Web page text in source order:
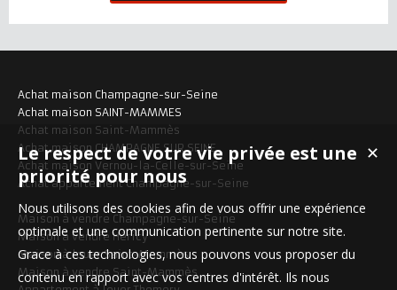
Achat maison Champagne-sur-Seine
Achat maison SAINT-MAMMES
Achat maison Saint-Mammès
Achat maison CHAMPAGNE SUR SEINE
Achat maison Vernou-la-Celle-sur-Seine
Achat appartement Champagne-sur-Seine
Maison à vendre Champagne-sur-Seine
Maison à vendre Héricy
Maison à louer Saint-Mammès
Maison à vendre Saint-Mammès
✕
Le respect de votre vie privée est une
priorité pour nous
Nous utilisons des cookies afin de vous offrir une expérience
optimale et une communication pertinente sur notre site.
Grace à ces technologies, nous pouvons vous proposer du
contenu en rapport avec vos centres d'intérêt. Ils nous